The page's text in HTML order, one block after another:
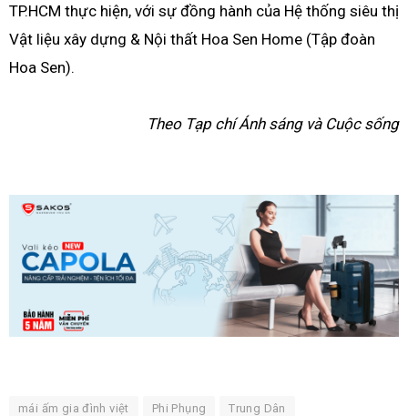
TP.HCM thực hiện, với sự đồng hành của Hệ thống siêu thị
Vật liệu xây dựng & Nội thất Hoa Sen Home (Tập đoàn
Hoa Sen).
Theo Tạp chí Ánh sáng và Cuộc sống
mái ấm gia đình việt Phi Phụng Trung Dân